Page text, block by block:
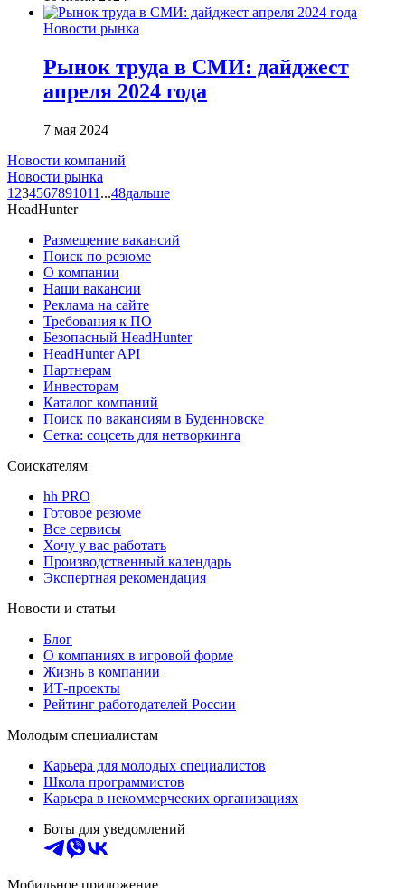
Новости рынка
Рынок труда в СМИ: дайджест
апреля 2024 года
7 мая 2024
Новости компаний
Новости рынка
1 234567891011 ...48дальше
HeadHunter
Размещение вакансий
Поиск по резюме
О компании
Наши вакансии
Реклама на сайте
Требования к ПО
Безопасный HeadHunter
HeadHunter API
Партнерам
Инвесторам
Каталог компаний
Поиск по вакансиям в Буденновске
Сетка: соцсеть для нетворкинга
Соискателям
hh PRO
Готовое резюме
Все сервисы
Хочу у вас работать
Производственный календарь
Экспертная рекомендация
Новости и статьи
Блог
О компаниях в игровой форме
Жизнь в компании
ИТ-проекты
Рейтинг работодателей России
Молодым специалистам
Карьера для молодых специалистов
Школа программистов
Карьера в некоммерческих организациях
Боты для уведомлений
Мобильное приложение